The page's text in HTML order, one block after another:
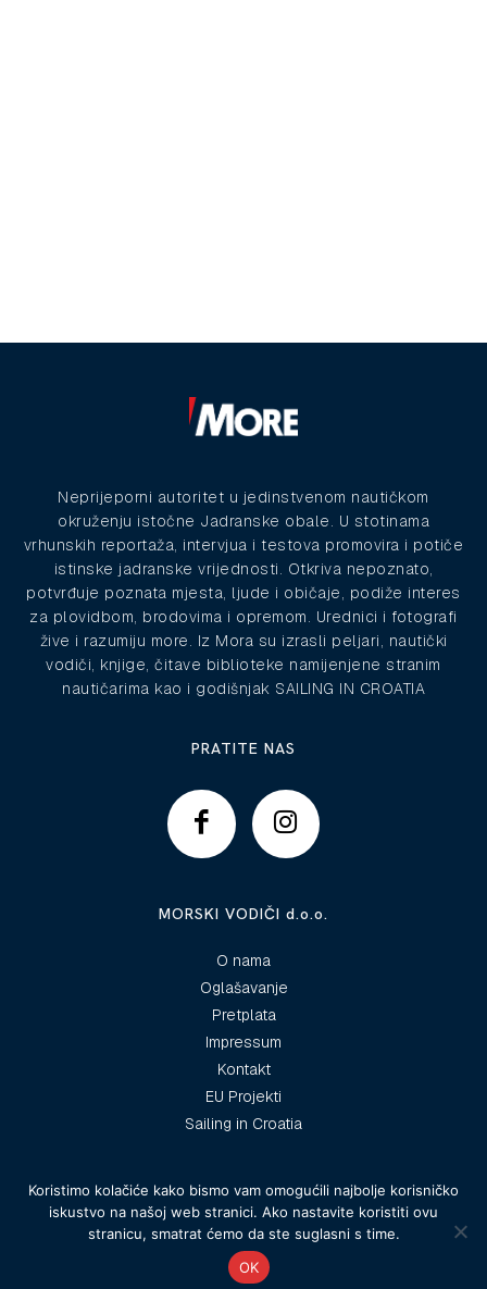
Neprijeporni autoritet u jedinstvenom nautičkom
okruženju istočne Jadranske obale. U stotinama
vrhunskih reportaža, intervjua i testova promovira i potiče
istinske jadranske vrijednosti. Otkriva nepoznato,
potvrđuje poznata mjesta, ljude i običaje, podiže interes
za plovidbom, brodovima i opremom. Urednici i fotografi
žive i razumiju more. Iz Mora su izrasli peljari, nautički
vodiči, knjige, čitave biblioteke namijenjene stranim
nautičarima kao i godišnjak SAILING IN CROATIA
PRATITE NAS
MORSKI VODIČI d.o.o.
O nama
Oglašavanje
Pretplata
Impressum
Kontakt
EU Projekti
Sailing in Croatia
© 2025 Morski vodiči
Koristimo kolačiće kako bismo vam omogućili najbolje korisničko
iskustvo na našoj web stranici. Ako nastavite koristiti ovu
stranicu, smatrat ćemo da ste suglasni s time.
OK